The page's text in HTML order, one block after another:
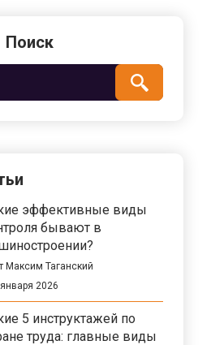
Поиск
эффективные виды
бывают в
Максим Таганский
2026
5 инструктажей по
труда: главные виды